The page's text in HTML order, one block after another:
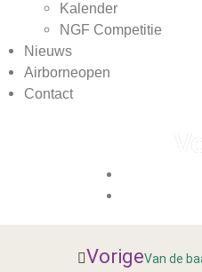
Kalender
NGF Competitie
Nieuws
Airborneopen
Contact
VorigeVan de